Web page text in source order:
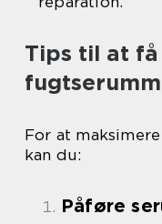
Tips til at
For at
kan du:
Påføre